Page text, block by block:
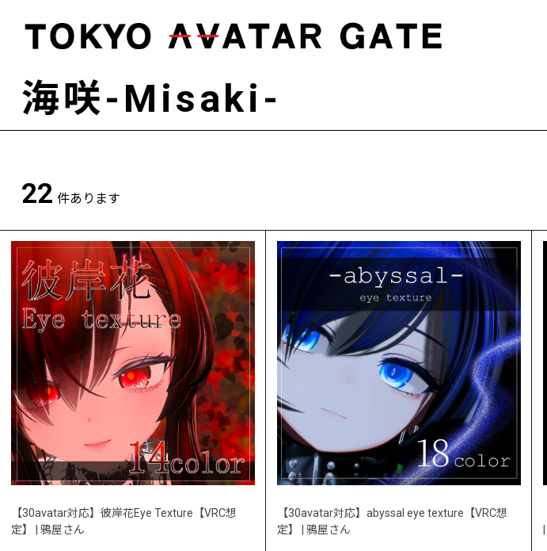
海咲-Misaki-
22 件あります
【30avatar対応】彼岸花Eye Texture【VRC想
定】 | 鴉屋さん
【30avatar対応】abyssal eye texture【VRC想
定】 | 鴉屋さん